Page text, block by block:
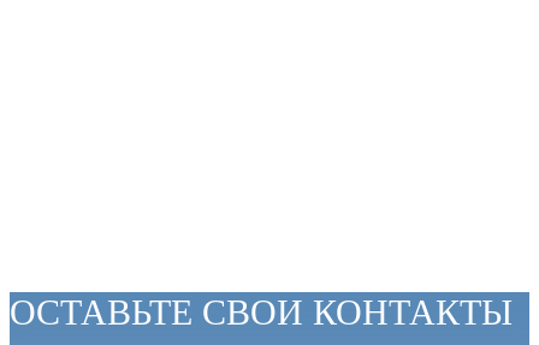
ОСТАВЬТЕ СВОИ КОНТАКТЫ